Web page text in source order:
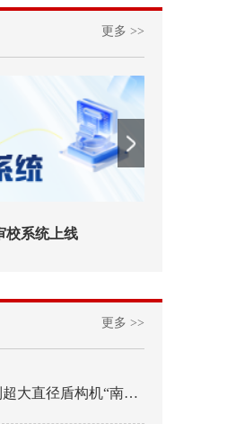
更多 >>
校系统上线
更多 >>
构机“南湖号”在常熟下线